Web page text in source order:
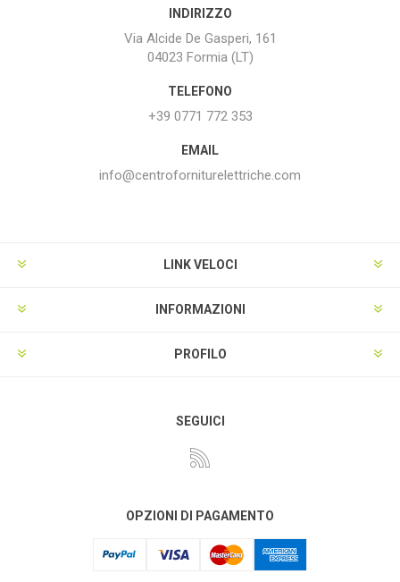
INDIRIZZO
Via Alcide De Gasperi, 161
04023 Formia (LT)
TELEFONO
+39 0771 772 353
EMAIL
info@centroforniturelettriche.com
LINK VELOCI
INFORMAZIONI
PROFILO
SEGUICI
OPZIONI DI PAGAMENTO